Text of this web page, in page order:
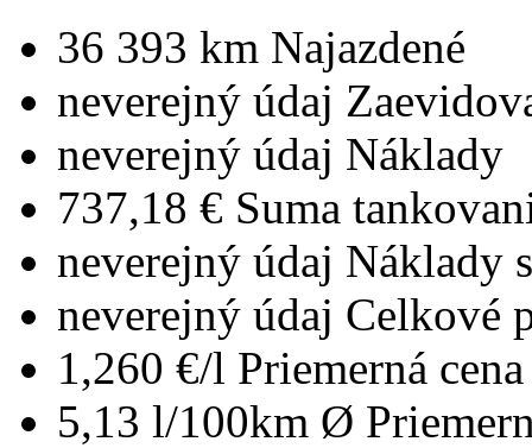
36 393 km Najazdené
neverejný údaj
neverejný údaj Náklady
737,18 € Suma
neverejný údaj Náklady
neverejný údaj Celkové
1,260 €/l Priemerná
5,13 l/100km Ø